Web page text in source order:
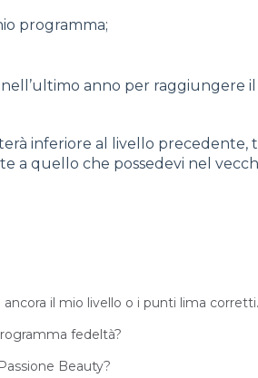
programma;
anno per raggiungere
inferiore al livello precedente,
a quello che possedevi nel
il mio livello o i punti lima
fedeltà?
Beauty?